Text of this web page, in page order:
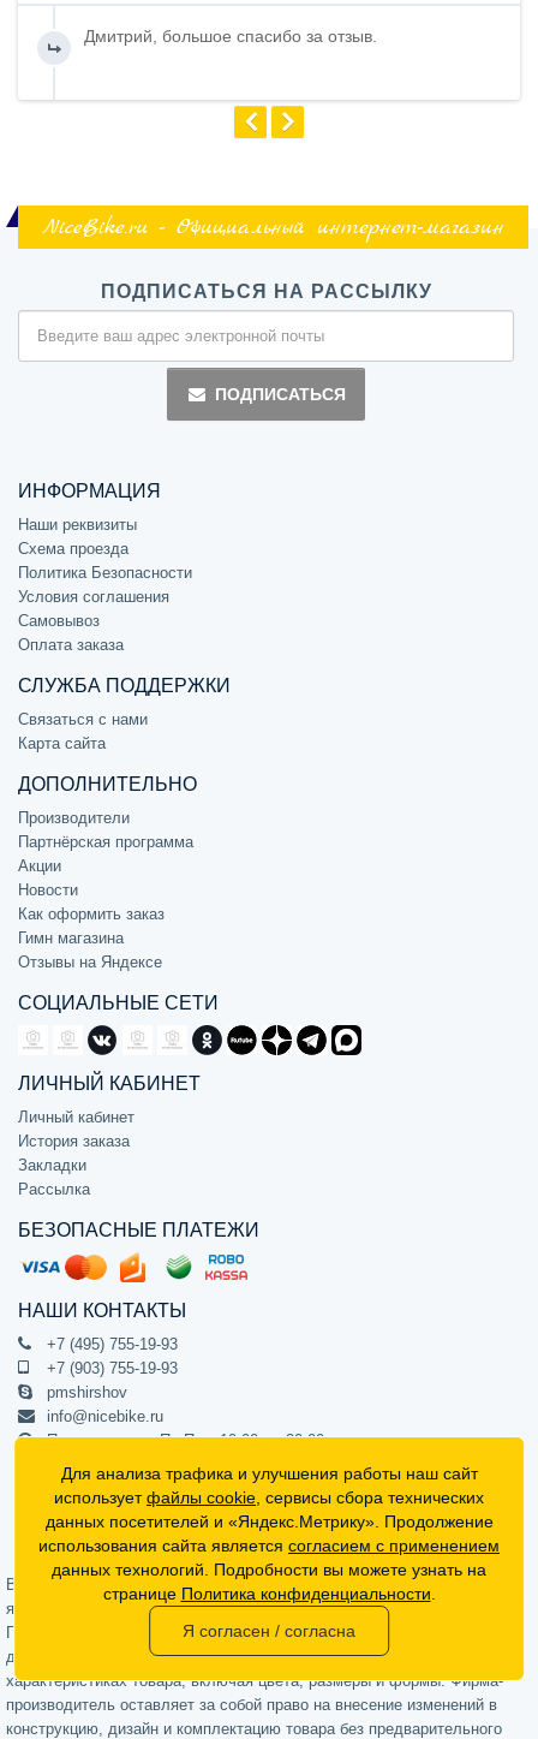
Дмитрий, большое спасибо за отзыв.
NiceBike.ru - Официальный интернет-магазин
ПОДПИСАТЬСЯ НА РАССЫЛКУ
ПОДПИСАТЬСЯ
ИНФОРМАЦИЯ
Наши реквизиты
Схема проезда
Политика Безопасности
Условия соглашения
Самовывоз
Оплата заказа
СЛУЖБА ПОДДЕРЖКИ
Связаться с нами
Карта сайта
ДОПОЛНИТЕЛЬНО
Производители
Партнёрская программа
Акции
Новости
Как оформить заказ
Гимн магазина
Отзывы на Яндексе
СОЦИАЛЬНЫЕ СЕТИ
ЛИЧНЫЙ КАБИНЕТ
Личный кабинет
История заказа
Закладки
Рассылка
БЕЗОПАСНЫЕ ПЛАТЕЖИ
НАШИ КОНТАКТЫ
+7 (495) 755-19-93
+7 (903) 755-19-93
pmshirshov
info@nicebike.ru
Прием звонков Пн-Пт с 10:00 до 20:00
ПВЗ Пн-Пт с 10:00 до 20:00
г. Москва, ул. Барклая 13с1
подъезд 1, цокольный этаж, офис 1
Официальный интернет-магазин NiceBike © 2012 - 2026
Вся информация на сайте носит ознакомительный характер, не
является публичной офертой (определяемой положениями Статьи 437
Гражданского кодекса РФ) и не может в полной мере передавать
достоверную информацию о свойствах, комплектации и
характеристиках товара, включая цвета, размеры и формы. Фирма-
производитель оставляет за собой право на внесение изменений в
конструкцию, дизайн и комплектацию товара без предварительного
Для анализа трафика и улучшения работы наш сайт
используетфайлы cookie , сервисы сбора технических
данных посетителей и «Яндекс.Метрику». Продолжение
использования сайта является согласием с применением
данных технологий. Подробности вы можете узнать на
странице Политика конфиденциальности
Я согласен / согласна